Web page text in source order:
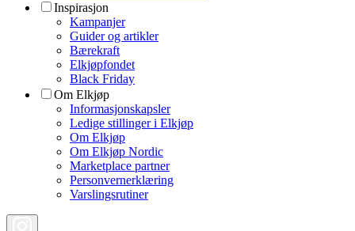
Inspirasjon
Kampanjer
Guider og artikler
Bærekraft
Elkjøpfondet
Black Friday
Om Elkjøp
Informasjonskapsler
Ledige stillinger i Elkjøp
Om Elkjøp
Om Elkjøp Nordic
Marketplace partner
Personvernerklæring
Varslingsrutiner